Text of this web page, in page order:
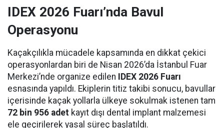
IDEX 2026 Fuarı’nda Bavul
Operasyonu
Kaçakçılıkla mücadele kapsamında en dikkat çekici
operasyonlardan biri de Nisan 2026’da İstanbul Fuar
Merkezi’nde organize edilen
IDEX 2026 Fuarı
esnasında yapıldı. Ekiplerin titiz takibi sonucu, bavullar
içerisinde kaçak yollarla ülkeye sokulmak istenen tam
72 bin 956 adet kayıt dışı dental implant malzemesi
ele geçirilerek yasal süreç başlatıldı.